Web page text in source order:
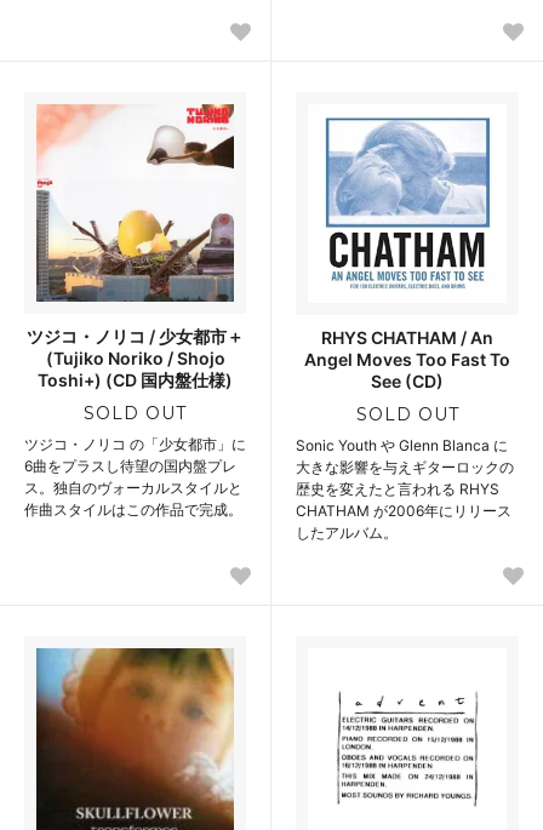
ツジコ・ノリコ / 少女都市＋
(Tujiko Noriko / Shojo
Toshi+) (CD 国内盤仕様)
SOLD OUT
ツジコ・ノリコ の「少女都市」に
6曲をプラスし待望の国内盤プレ
ス。独自のヴォーカルスタイルと
作曲スタイルはこの作品で完成。
RHYS CHATHAM / An
Angel Moves Too Fast To
See (CD)
SOLD OUT
Sonic Youth や Glenn Blanca に
大きな影響を与えギターロックの
歴史を変えたと言われる RHYS
CHATHAM が2006年にリリース
したアルバム。